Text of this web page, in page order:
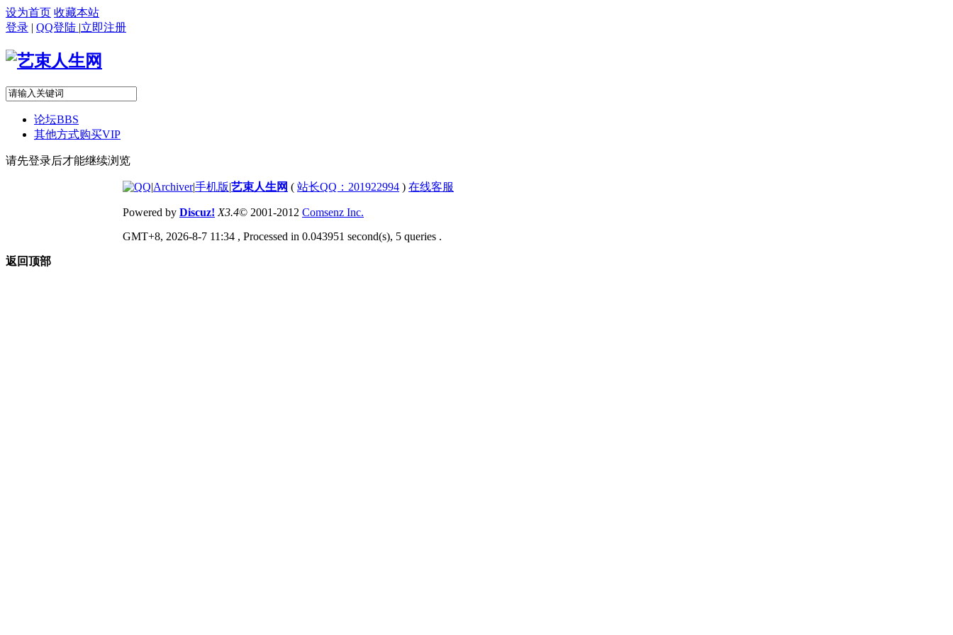
设为首页 收藏本站
登录 | QQ登陆 |立即注册
论坛BBS
其他方式购买VIP
请先登录后才能继续浏览
|Archiver|手机版|艺束人生网 ( 站长QQ：201922994 ) 在线客服
Powered by Discuz! X3.4© 2001-2012 Comsenz Inc.
GMT+8, 2026-8-7 11:34 , Processed in 0.043951 second(s), 5 queries .
返回顶部